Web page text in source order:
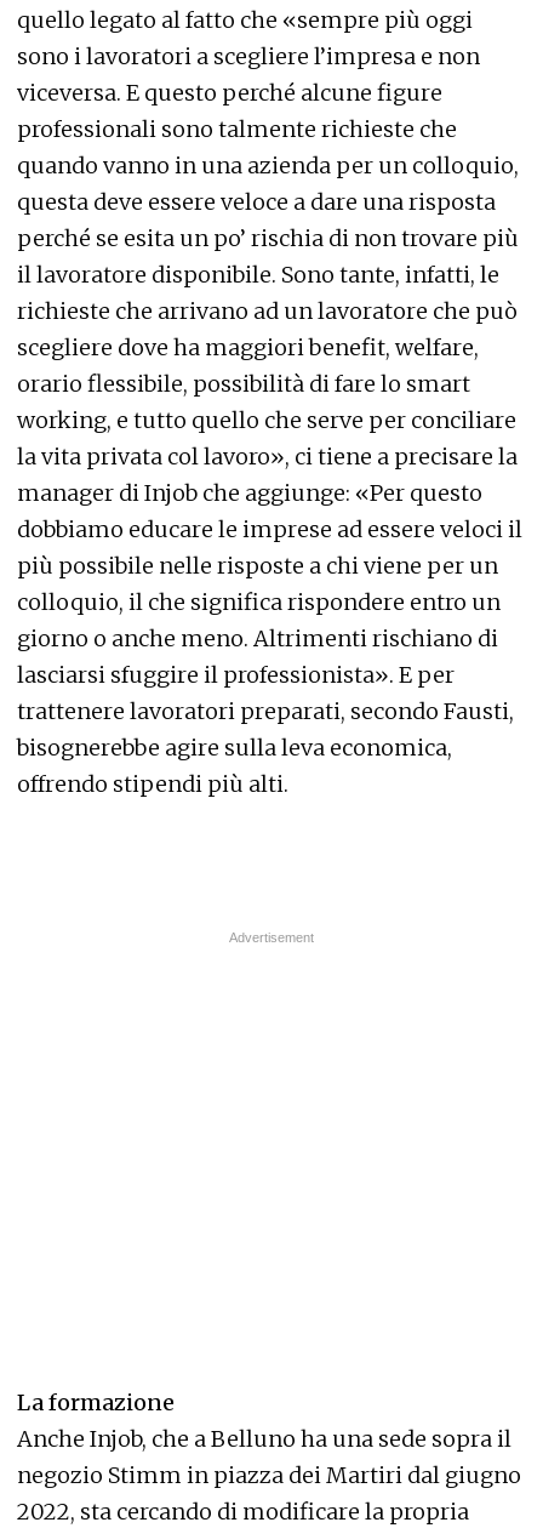
quello legato al fatto che «sempre più oggi
sono i lavoratori a scegliere l’impresa e non
viceversa. E questo perché alcune figure
professionali sono talmente richieste che
quando vanno in una azienda per un colloquio,
questa deve essere veloce a dare una risposta
perché se esita un po’ rischia di non trovare più
il lavoratore disponibile. Sono tante, infatti, le
richieste che arrivano ad un lavoratore che può
scegliere dove ha maggiori benefit, welfare,
orario flessibile, possibilità di fare lo smart
working, e tutto quello che serve per conciliare
la vita privata col lavoro», ci tiene a precisare la
manager di Injob che aggiunge: «Per questo
dobbiamo educare le imprese ad essere veloci il
più possibile nelle risposte a chi viene per un
colloquio, il che significa rispondere entro un
giorno o anche meno. Altrimenti rischiano di
lasciarsi sfuggire il professionista». E per
trattenere lavoratori preparati, secondo Fausti,
bisognerebbe agire sulla leva economica,
offrendo stipendi più alti.
La formazione
Anche Injob, che a Belluno ha una sede sopra il
negozio Stimm in piazza dei Martiri dal giugno
2022, sta cercando di modificare la propria